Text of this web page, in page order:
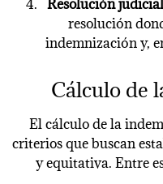
Resolución
resolución
indemnización y,
Cálculo de
El cálculo de la
criterios que buscan
y equitativa. Entre